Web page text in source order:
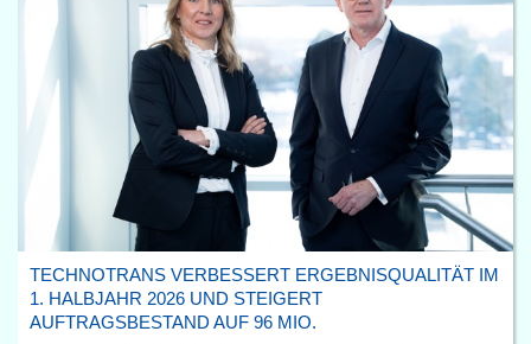
TECHNOTRANS VERBESSERT ERGEBNISQUALITÄT IM
1. HALBJAHR 2026 UND STEIGERT
AUFTRAGSBESTAND AUF 96 MIO.